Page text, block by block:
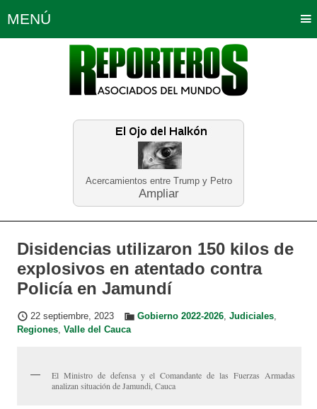
Acercamientos entre Trump y Petro
Ampliar
MENÚ
Política Opinión Bogotá
Planeta Tierra Deportes
Educación Neira
Disidencias utilizaron 150 kilos de
explosivos en atentado contra
Policía en Jamundí
22 septiembre, 2023 Gobierno 2022-2026, Judiciales,
Regiones, Valle del Cauca
El Ministro de defensa y el Comandante de las Fuerzas Armadas
analizan situación de Jamundi, Cauca